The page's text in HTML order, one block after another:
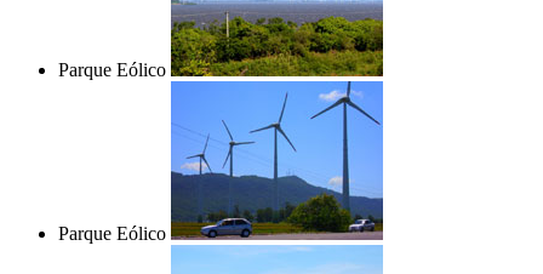
Parque Eólico
Parque Eólico